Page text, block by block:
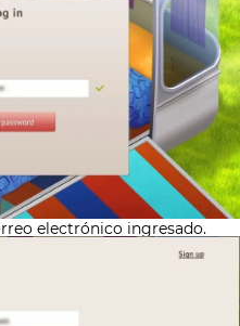
electrónico ingresado.